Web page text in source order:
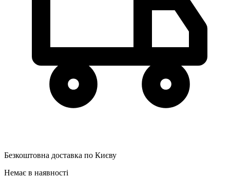
Безкоштовна доставка по Києву
Немає в наявності